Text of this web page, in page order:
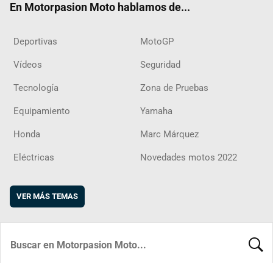
En Motorpasion Moto hablamos de...
Deportivas MotoGP
Vídeos Seguridad
Tecnología Zona de Pruebas
Equipamiento Yamaha
Honda Marc Márquez
Eléctricas Novedades motos 2022
VER MÁS TEMAS